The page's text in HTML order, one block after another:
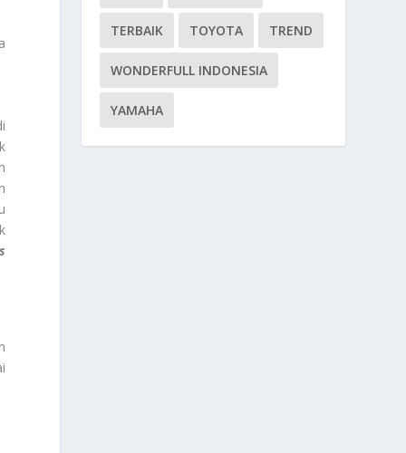
TERBAIK TOYOTA TREND
WONDERFULL INDONESIA
YAMAHA